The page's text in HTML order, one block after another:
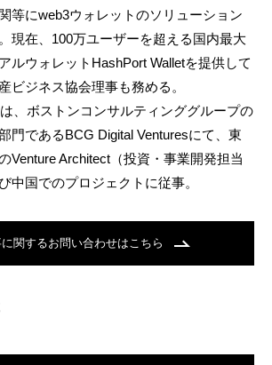
等にweb3ウォレットのソリューション
現在、100万ユーザーを超える国内最大
ルウォレットHashPort Walletを提供して
ビジネス協会理事も務める。
、ボストンコンサルティンググループの
門であるBCG Digital Venturesにて、東
Venture Architect（投資・事業開発担当
中国でのプロジェクトに従事。
関するお問い合わせはこちら